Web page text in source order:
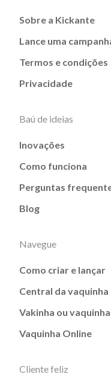
Sobre a Kickante
Lance uma
Termos e condições
Privacidade
Baú de ideias
Inovações
Como funciona
Perguntas
Blog
Navegue
Como criar e lançar
Central da vaquinha
Vakinha ou
Vaquinha Online
Cliente feliz